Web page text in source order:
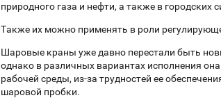
природного газа и нефти, а также в городских
Также их можно применять в роли
Шаровые краны уже давно перестали быть
однако в различных вариантах исполнения
рабочей среды, из-за трудностей ее
шаровой пробки.